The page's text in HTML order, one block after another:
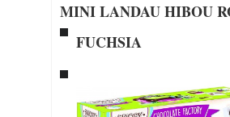
MINI LANDAU HIBOU
FUCHSIA